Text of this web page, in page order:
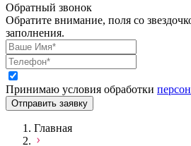
Обратный звонок
Обратите внимание, поля со
заполнения.
Принимаю условия обработки
Отправить заявку
Главная